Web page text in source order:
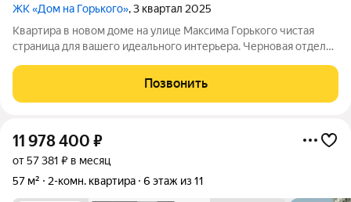
ЖК «Дом на Горького», 3 квартал 2025
Квартира в новом доме на улице Максима Горького чистая
страница для вашего идеального интерьера. Черновая отделка
обозначены застройщиком, так что вы сможете сделать
лёгкую перепланировку и создать
Позвонить
11 978 400 ₽
от 57 381 ₽ в месяц
57 м²
2-комн. квартира 6 этаж из 11